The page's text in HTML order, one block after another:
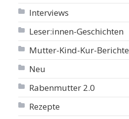
Interviews
Leser:innen-Geschichten
Mutter-Kind-Kur-Berichte
Neu
Rabenmutter 2.0
Rezepte